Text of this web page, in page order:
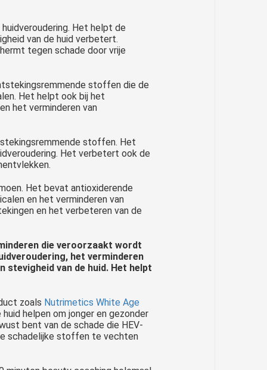
Het helpt de
van de huid verbetert.
tegen schade door vrije
stoffen die de
Het helpt ook bij het
het verminderen van
stoffen. Het
Het verbetert ook de
Het bevat antioxiderende
en het verminderen van
en het verbeteren van de
die veroorzaakt wordt
het verminderen
van de huid. Het helpt
zoals Nutrimetics White Age
helpen om jonger en gezonder
bent van de schade die HEV-
schadelijke stoffen te vechten